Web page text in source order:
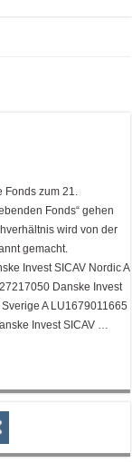
Fonds zum 21.
Fonds“ gehen
wird von der
gemacht.
Invest SICAV Nordic A
Danske Invest
A LU1679011665
Invest SICAV …